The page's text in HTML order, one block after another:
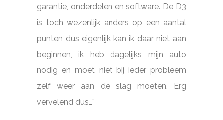
garantie, onderdelen en software. De D3
is toch wezenlijk anders op een aantal
punten dus eigenlijk kan ik daar niet aan
beginnen, ik heb dagelijks mijn auto
nodig en moet niet bij ieder probleem
zelf weer aan de slag moeten. Erg
vervelend dus…”